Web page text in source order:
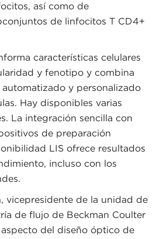
así como de
de linfocitos T CD4+
características celulares
y fenotipo y combina
y personalizado
Hay disponibles varias
La integración sencilla con
de preparación
LIS ofrece resultados
incluso con los
vicepresidente de la unidad de
de flujo de Beckman Coulter
aspecto del diseño óptico de